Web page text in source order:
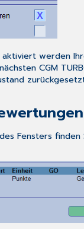
werden
CGM
Fensters finden